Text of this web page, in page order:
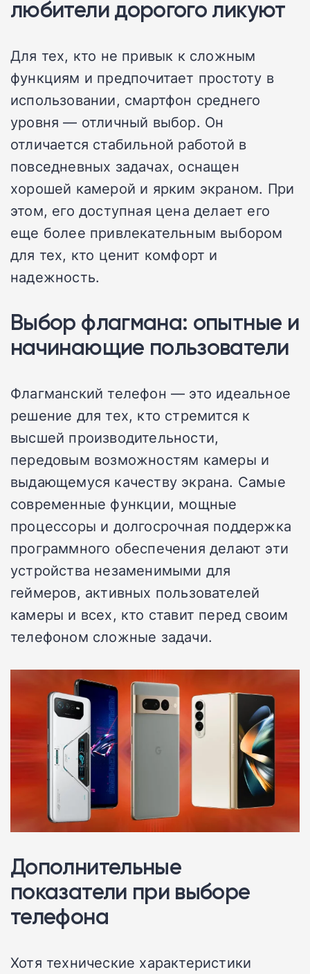
любители дорогого ликуют
Для тех, кто не привык к сложным
функциям и предпочитает простоту в
использовании, смартфон среднего
уровня — отличный выбор. Он
отличается стабильной работой в
повседневных задачах, оснащен
хорошей камерой и ярким экраном. При
этом, его доступная цена делает его
еще более привлекательным выбором
для тех, кто ценит комфорт и
надежность.
Выбор флагмана: опытные и
начинающие пользователи
Флагманский телефон — это идеальное
решение для тех, кто стремится к
высшей производительности,
передовым возможностям камеры и
выдающемуся качеству экрана. Самые
современные функции, мощные
процессоры и долгосрочная поддержка
программного обеспечения делают эти
устройства незаменимыми для
геймеров, активных пользователей
камеры и всех, кто ставит перед своим
телефоном сложные задачи.
Дополнительные
показатели при выборе
телефона
Хотя технические характеристики